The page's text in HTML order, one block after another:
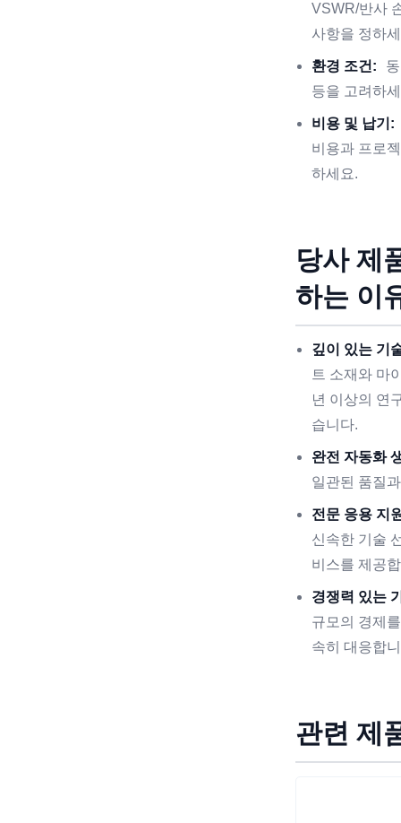
VSWR/반사
사항을 정하
환경 조건:
등을 고려하
비용 및 납기:
비용과 프로
하세요.
당사 제
하는 이
깊이 있는 기
트 소재와 마
년 이상의 연
습니다.
완전 자동화
일관된 품질
전문 응용 지
신속한 기술
비스를 제공
경쟁력 있는
규모의 경제
속히 대응합
관련 제